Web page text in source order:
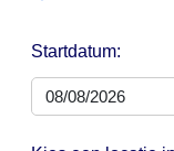
Startdatum: